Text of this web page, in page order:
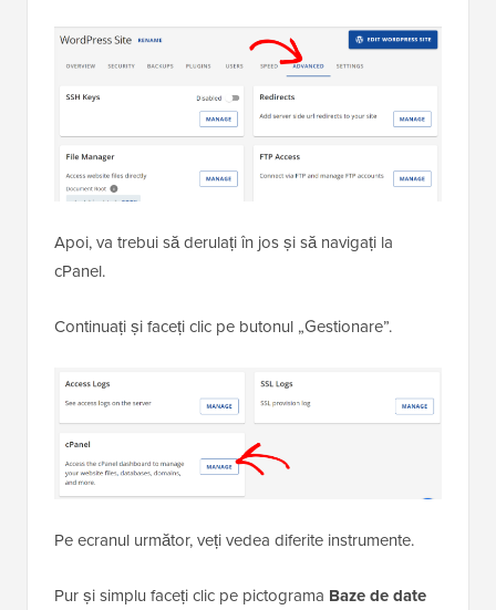
Apoi, va trebui să derulați în jos și să navigați la
cPanel.
Continuați și faceți clic pe butonul „Gestionare”.
Pe ecranul următor, veți vedea diferite instrumente.
Pur și simplu faceți clic pe pictograma Baze de date